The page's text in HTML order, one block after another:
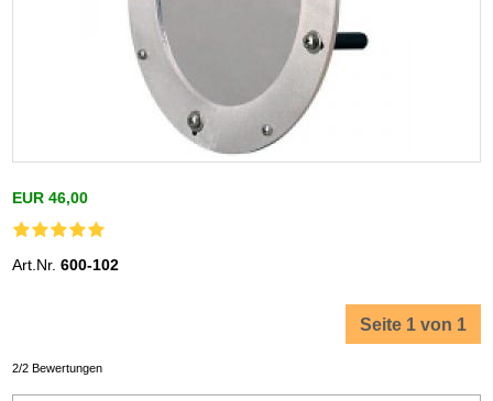
EUR 46,00
Art.Nr.600-102
Seite 1 von 1
2/2 Bewertungen